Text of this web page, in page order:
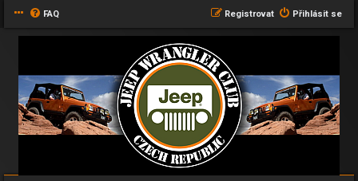
FAQ Přihlásit se
Registrovat